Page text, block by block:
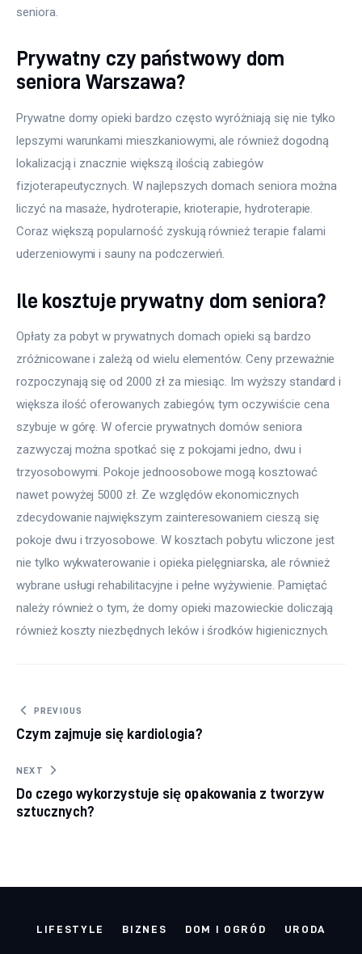
seniora.
Prywatny czy państwowy dom
seniora Warszawa?
Prywatne domy opieki bardzo często wyróżniają się nie tylko
lepszymi warunkami mieszkaniowymi, ale również dogodną
lokalizacją i znacznie większą ilością zabiegów
fizjoterapeutycznych. W najlepszych domach seniora można
liczyć na masaże, hydroterapie, krioterapie, hydroterapie.
Coraz większą popularność zyskują również terapie falami
uderzeniowymi i sauny na podczerwień.
Ile kosztuje prywatny dom seniora?
Opłaty za pobyt w prywatnych domach opieki są bardzo
zróżnicowane i zależą od wielu elementów. Ceny przeważnie
rozpoczynają się od 2000 zł za miesiąc. Im wyższy standard i
większa ilość oferowanych zabiegów, tym oczywiście cena
szybuje w górę. W ofercie prywatnych domów seniora
zazwyczaj można spotkać się z pokojami jedno, dwu i
trzyosobowymi. Pokoje jednoosobowe mogą kosztować
nawet powyżej 5000 zł. Ze względów ekonomicznych
zdecydowanie największym zainteresowaniem cieszą się
pokoje dwu i trzyosobowe. W kosztach pobytu wliczone jest
nie tylko wykwaterowanie i opieka pielęgniarska, ale również
wybrane usługi rehabilitacyjne i pełne wyżywienie. Pamiętać
należy również o tym, że domy opieki mazowieckie doliczają
również koszty niezbędnych leków i środków higienicznych.
Nawigacja wpisu
PREVIOUS
Czym zajmuje się kardiologia?
NEXT
Do czego wykorzystuje się opakowania z tworzyw
sztucznych?
LIFESTYLE BIZNES DOM I OGRÓD URODA